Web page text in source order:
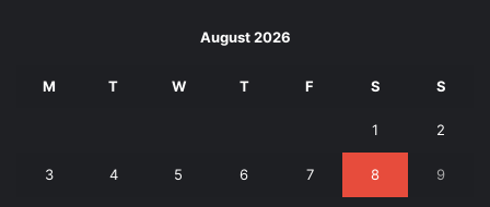
August 2026
M T W T F S S
1 2
3 4 5 6 7 8 9